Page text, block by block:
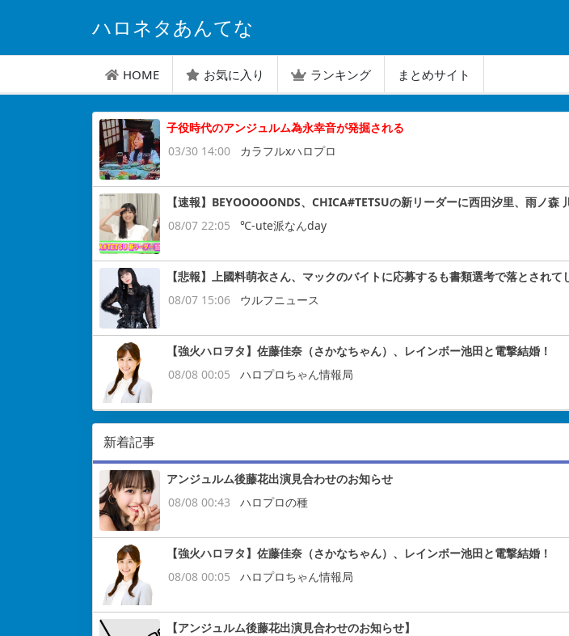
ハロネタあんてな
HOME お気に入り ランキング まとめサイト
子役時代のアンジュルム為永幸音が発掘される
03/30 14:00
カラフルxハロプロ
【速報】BEYOOOOONDS、CHICA#TETSUの新リーダーに西田汐里、
08/07 22:05
℃-ute派なんday
【悲報】上國料萌衣さん、マックのバイトに応募するも書類選考で落とされて
08/07 15:06
ウルフニュース
【強火ハロヲタ】佐藤佳奈（さかなちゃん）、レインボー池田と電撃結婚！
08/08 00:05
ハロプロちゃん情報局
新着記事
アンジュルム後藤花出演見合わせのお知らせ
08/08 00:43
ハロプロの種
【強火ハロヲタ】佐藤佳奈（さかなちゃん）、レインボー池田と電撃結婚！
08/08 00:05
ハロプロちゃん情報局
【アンジュルム後藤花出演見合わせのお知らせ】